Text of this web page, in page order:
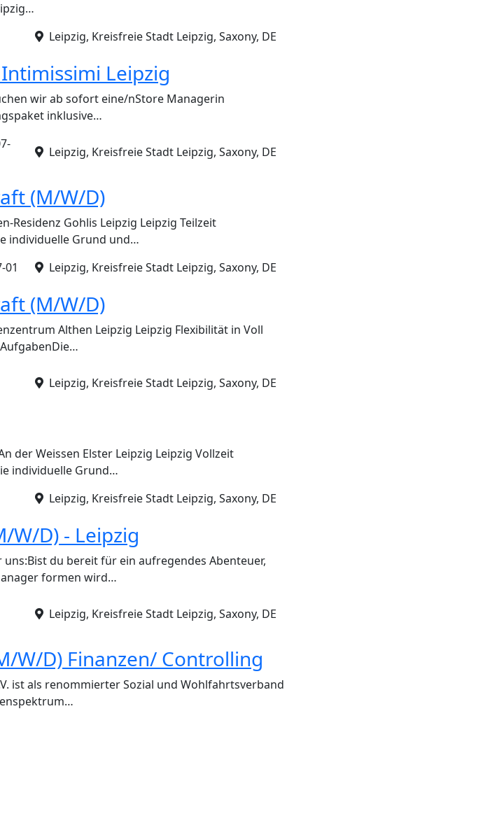
Leipzig, Kreisfreie Stadt Leipzig, Saxony, DE
Leipzig
wir ab sofort eine/nStore Managerin
inklusive…
Leipzig, Kreisfreie Stadt Leipzig, Saxony, DE
(M/W/D)
Residenz Gohlis Leipzig Leipzig Teilzeit
individuelle Grund und…
01 Leipzig, Kreisfreie Stadt Leipzig, Saxony, DE
(M/W/D)
Althen Leipzig Leipzig Flexibilität in Voll
Leipzig, Kreisfreie Stadt Leipzig, Saxony, DE
der Weissen Elster Leipzig Leipzig Vollzeit
individuelle Grund…
Leipzig, Kreisfreie Stadt Leipzig, Saxony, DE
W/D) - Leipzig
du bereit für ein aufregendes Abenteuer,
formen wird…
Leipzig, Kreisfreie Stadt Leipzig, Saxony, DE
W/D) Finanzen/ Controlling
ist als renommierter Sozial und Wohlfahrtsverband